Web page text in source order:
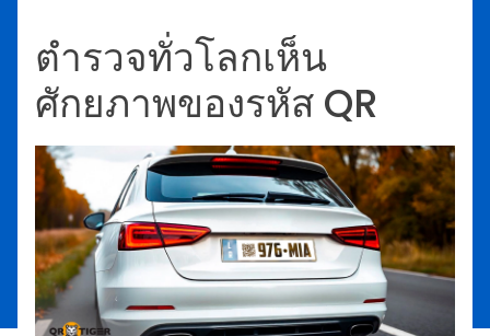
ตำรวจทั่วโลกเห็น
ศักยภาพของรหัส QR